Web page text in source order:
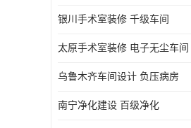
银川手术室装修 千级车间
太原手术室装修 电子无尘车间
乌鲁木齐车间设计 负压病房
南宁净化建设 百级净化